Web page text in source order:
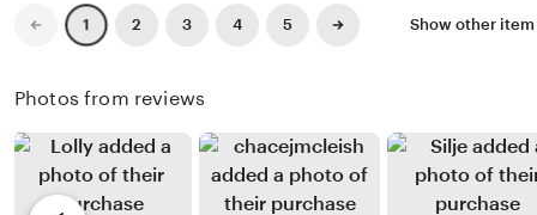
rn
G
u
y
A
e
Previous
page
1 2 3 4 5
Next
page
Show other item
Photos from reviews